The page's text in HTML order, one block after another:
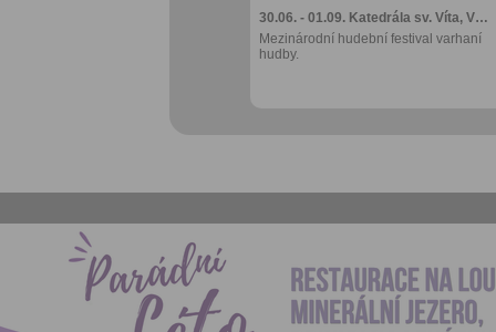
30.06. - 01.09. Katedrála sv. Víta, V…
Mezinárodní hudební festival varhaní
hudby.